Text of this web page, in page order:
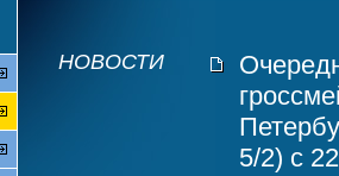
НОВОСТИ
5/2) с